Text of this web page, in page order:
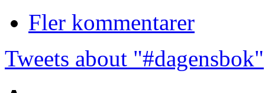
Fler kommentarer
Tweets about "#dagensbok"